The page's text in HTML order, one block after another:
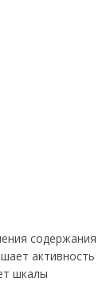
содержания
активность
шкалы